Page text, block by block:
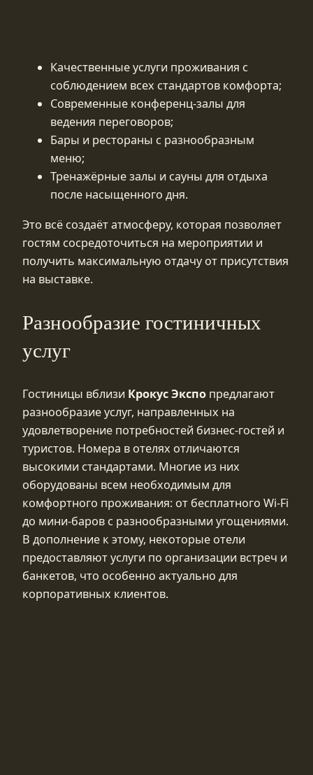
Качественные услуги проживания с
соблюдением всех стандартов комфорта;
Современные конференц-залы для
ведения переговоров;
Бары и рестораны с разнообразным
меню;
Тренажёрные залы и сауны для отдыха
после насыщенного дня.
Это всё создаёт атмосферу, которая позволяет
гостям сосредоточиться на мероприятии и
получить максимальную отдачу от присутствия
на выставке.
Разнообразие гостиничных
услуг
Гостиницы вблизи Крокус Экспо предлагают
разнообразие услуг, направленных на
удовлетворение потребностей бизнес-гостей и
туристов. Номера в отелях отличаются
высокими стандартами. Многие из них
оборудованы всем необходимым для
комфортного проживания: от бесплатного Wi-Fi
до мини-баров с разнообразными угощениями.
В дополнение к этому, некоторые отели
предоставляют услуги по организации встреч и
банкетов, что особенно актуально для
корпоративных клиентов.